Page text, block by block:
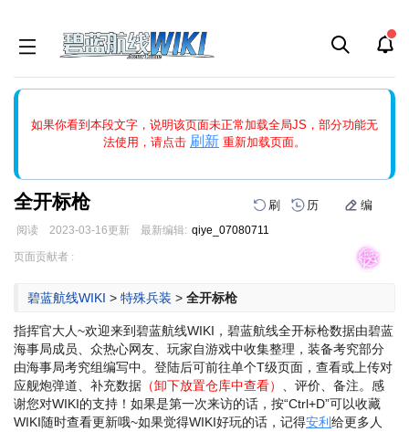
如果你看到本段文字，说明该页面未正常加载全局JS，部分功能无
法使用，请点击 刷新 重新加载页面。
能中的刷新按钮清除页面缓存并刷新，如果还有问题，请多尝试几
全开标枪 刷 历 编
阅读 2023-03-16更新 最新编辑: qiye_07080711
跳
跳
页面贡献者 :
碧蓝航线WIKI > 特殊兵装 > 全开标枪
指挥官大人~欢迎来到碧蓝航线WIKI，碧蓝航线全开标枪数据由碧蓝
海事局成员、众热心网友、玩家自游戏中收集整理，装备考究部分
由海事局考究组编写中。登陆后可前往单个T级页面，查看或上传对
应舰炮弹道、补充数据 （卸下放置仓库中查看） 、评价、备注。感
谢您对WIKI的支持！ 如果是第一次来访的话，按“Ctrl+D”可以收藏
WIKI随时查看更新哦~如果觉得WIKI好玩的话，记得安利 给更多人